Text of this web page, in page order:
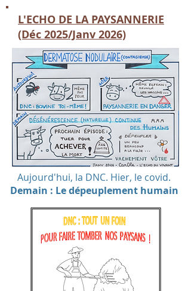
L'ECHO DE LA PAYSANNERIE
(Déc 2025/Janv 2026)
Aujourd'hui, la DNC. Hier, le covid.
Demain : Le dépeuplement humain